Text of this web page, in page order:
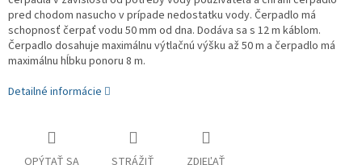
pred chodom nasucho v prípade nedostatku vody. Čerpadlo má
schopnosť čerpať vodu 50 mm od dna. Dodáva sa s 12 m káblom.
Čerpadlo dosahuje maximálnu výtlačnú výšku až 50 m a čerpadlo má
maximálnu hĺbku ponoru 8 m.
Detailné informácie